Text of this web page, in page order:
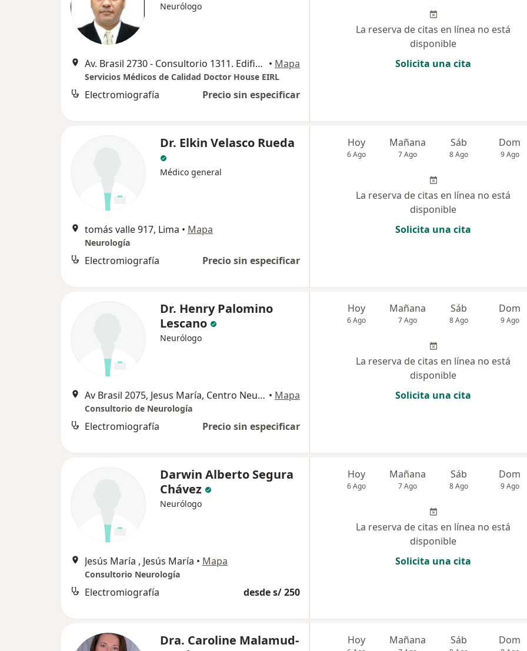
Neurólogo
Av. Brasil 2730 - Consultorio 1311. Edificio "Qualis". Pueblo Libre, Pueblo Libre • Mapa
Servicios Médicos de Calidad Doctor House EIRL
Electromiografía Precio sin especificar
La reserva de citas en línea no está
disponible
Solicita una cita
Dr. Elkin Velasco Rueda
Médico general
tomás valle 917, Lima • Mapa
Neurología
Electromiografía Precio sin especificar
Hoy
6 Ago
Mañana
7 Ago
Sáb
8 Ago
Dom
9 Ago
La reserva de citas en línea no está
disponible
Solicita una cita
Dr. Henry Palomino
Lescano
Neurólogo
Av Brasil 2075, Jesus María, Centro Neurológico Axon, Lima • Mapa
Consultorio de Neurología
Electromiografía Precio sin especificar
Hoy
6 Ago
Mañana
7 Ago
Sáb
8 Ago
Dom
9 Ago
La reserva de citas en línea no está
disponible
Solicita una cita
Darwin Alberto Segura
Chávez
Neurólogo
Jesús María , Jesús María • Mapa
Consultorio Neurología
Electromiografía desde s/ 250
Hoy
6 Ago
Mañana
7 Ago
Sáb
8 Ago
Dom
9 Ago
La reserva de citas en línea no está
disponible
Solicita una cita
Dra. Caroline Malamud-
Hoy Mañana Sáb Dom